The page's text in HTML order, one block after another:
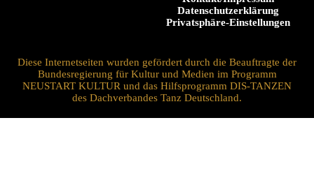
Datenschutzerklärung
Privatsphäre-Einstellungen
Diese Internetseiten wurden gefördert durch die Beauftragte der
Bundesregierung für Kultur und Medien im Programm
NEUSTART KULTUR und das Hilfsprogramm DIS-TANZEN
des Dachverbandes Tanz Deutschland.